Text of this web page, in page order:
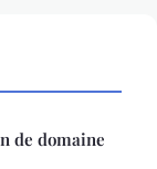
de domaine